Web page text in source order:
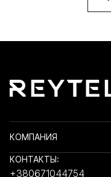
КОМПАНИЯ
КОНТАКТЫ:
+380671044754